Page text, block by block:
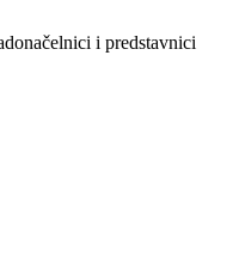
i predstavnici